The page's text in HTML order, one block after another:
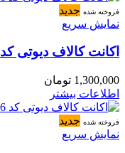
فروخته شده جدید
نمایش سریع
اکانت کالاف دیوتی کد 1011
1,300,000 تومان
اطلاعات بیشتر
فروخته شده جدید
نمایش سریع